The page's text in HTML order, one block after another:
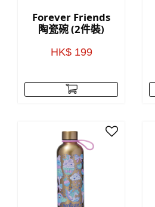
Forever Friends
陶瓷碗 (2件裝)
HK$ 199